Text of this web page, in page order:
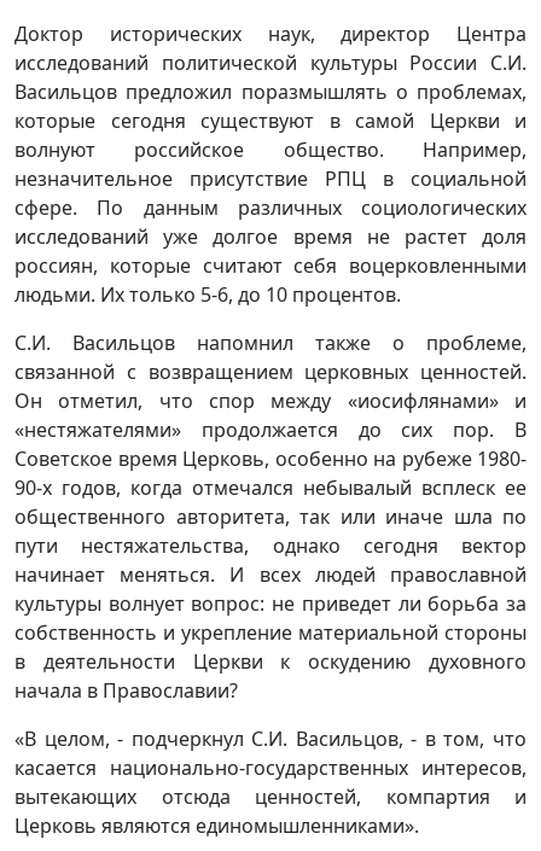
Доктор исторических наук, директор Центра
исследований политической культуры России С.И.
Васильцов предложил поразмышлять о проблемах,
которые сегодня существуют в самой Церкви и
волнуют российское общество. Например,
незначительное присутствие РПЦ в социальной
сфере. По данным различных социологических
исследований уже долгое время не растет доля
россиян, которые считают себя воцерковленными
людьми. Их только 5-6, до 10 процентов.
С.И. Васильцов напомнил также о проблеме,
связанной с возвращением церковных ценностей.
Он отметил, что спор между «иосифлянами» и
«нестяжателями» продолжается до сих пор. В
Советское время Церковь, особенно на рубеже 1980-
90-х годов, когда отмечался небывалый всплеск ее
общественного авторитета, так или иначе шла по
пути нестяжательства, однако сегодня вектор
начинает меняться. И всех людей православной
культуры волнует вопрос: не приведет ли борьба за
собственность и укрепление материальной стороны
в деятельности Церкви к оскудению духовного
начала в Православии?
«В целом, - подчеркнул С.И. Васильцов, - в том, что
касается национально-государственных интересов,
вытекающих отсюда ценностей, компартия и
Церковь являются единомышленниками».